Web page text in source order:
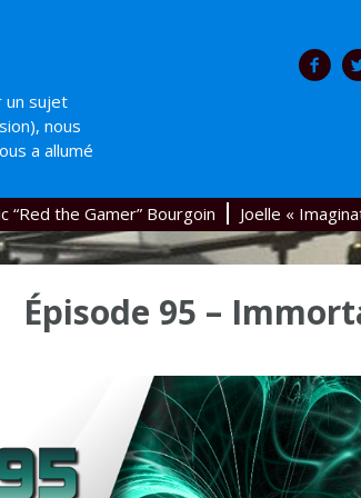
un sujet
nous
a allumé
“Red the Gamer” Bourgoin Joelle «
Épisode 95 –